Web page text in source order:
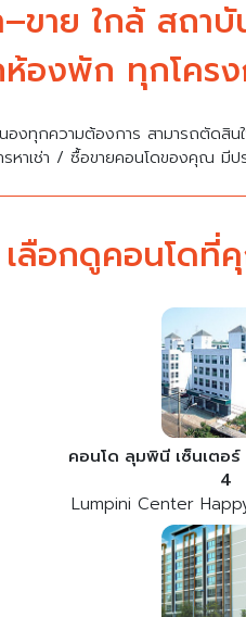
–ขาย ใกล้ ส
องพัก ทุกโคร
งทุกความต้องการ สามารถตัดสิ
รหาเช่า / ซื้อขายคอนโดของคุณ
เลือกดูคอนโดที่
คอนโด ลุมพินี เซ็นเตอ
4
Lumpini Center